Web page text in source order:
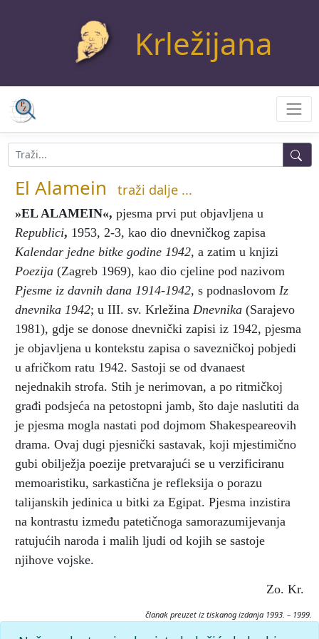
Krležijana
El Alamein traži dalje ...
»EL ALAMEIN«, pjesma prvi put objavljena u
Republici, 1953, 2-3, kao dio dnevničkog zapisa
Kalendar jedne bitke godine 1942, a zatim u knjizi
Poezija (Zagreb 1969), kao dio cjeline pod nazivom
Pjesme iz davnih dana 1914-1942, s podnaslovom Iz
dnevnika 1942; u III. sv. Krležina Dnevnika (Sarajevo
1981), gdje se donose dnevnički zapisi iz 1942, pjesma
je objavljena u kontekstu zapisa o savezničkoj pobjedi
u afričkom ratu 1942. Sastoji se od dvanaest
nejednakih strofa. Stih je nerimovan, a po ritmičkoj
građi podsjeća na petostopni jamb, što daje naslutiti da
je pjesma mogla nastati pod dojmom Shakespeareovih
drama. Ovaj dugi pjesnički sastavak, koji mjestimično
gubi obilježja poezije pretvarajući se u verzificiranu
memoaristiku, sarkastična je refleksija o porazu
talijanskih jedinica u bitki za Egipat. Pjesma inzistira
na kontrastu između patetičnoga samorazumijevanja
ratujućih naroda i malih ljudi od kojih se sastoje
njihove vojske.
Zo. Kr.
članak preuzet iz tiskanog izdanja 1993. – 1999.